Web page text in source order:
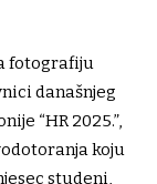
fotografiju
današnjeg
“HR 2025.”,
koju
studeni,